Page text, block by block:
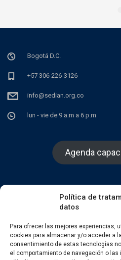
Política de
datos
Para ofrecer las mejores experiencias,
cookies para almacenar y/o acceder a
consentimiento de estas tecnologías
el comportamiento de navegación o
Bogotá D.C.
+57 306-226-3126
info@sedian.org.co
lun - vie de 9 a.m a 6 p.m
Agenda